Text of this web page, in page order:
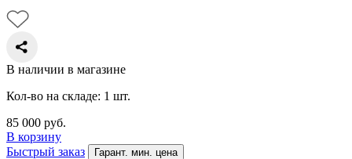
В наличии в магазине
Кол-во на складе: 1 шт.
85 000 руб.
В корзину
Быстрый заказ
Гарант. мин. цена